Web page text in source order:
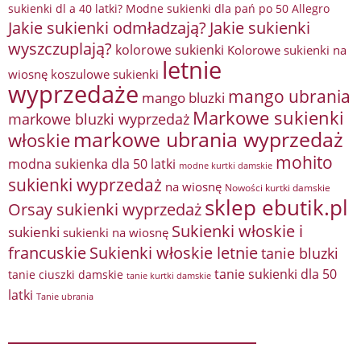
sukienki dl a 40 latki? Modne sukienki dla pań po 50 Allegro
Jakie sukienki odmładzają? Jakie sukienki
wyszczuplają? kolorowe sukienki Kolorowe sukienki na
wiosnę koszulowe sukienki letnie
wyprzedaże mango bluzki mango ubrania
markowe bluzki wyprzedaż Markowe sukienki
włoskie markowe ubrania wyprzedaż
modna sukienka dla 50 latki modne kurtki damskie mohito
sukienki wyprzedaż na wiosnę Nowości kurtki damskie
Orsay sukienki wyprzedażsklep ebutik.pl
sukienki sukienki na wiosnę Sukienki włoskie i
francuskieSukienki włoskie letnietanie bluzki
tanie ciuszki damskie tanie kurtki damskie tanie sukienki dla 50
latki Tanie ubrania